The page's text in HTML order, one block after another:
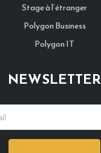
Stage à l‘étranger
Polygon Business
Polygon IT
NEWSLETTER